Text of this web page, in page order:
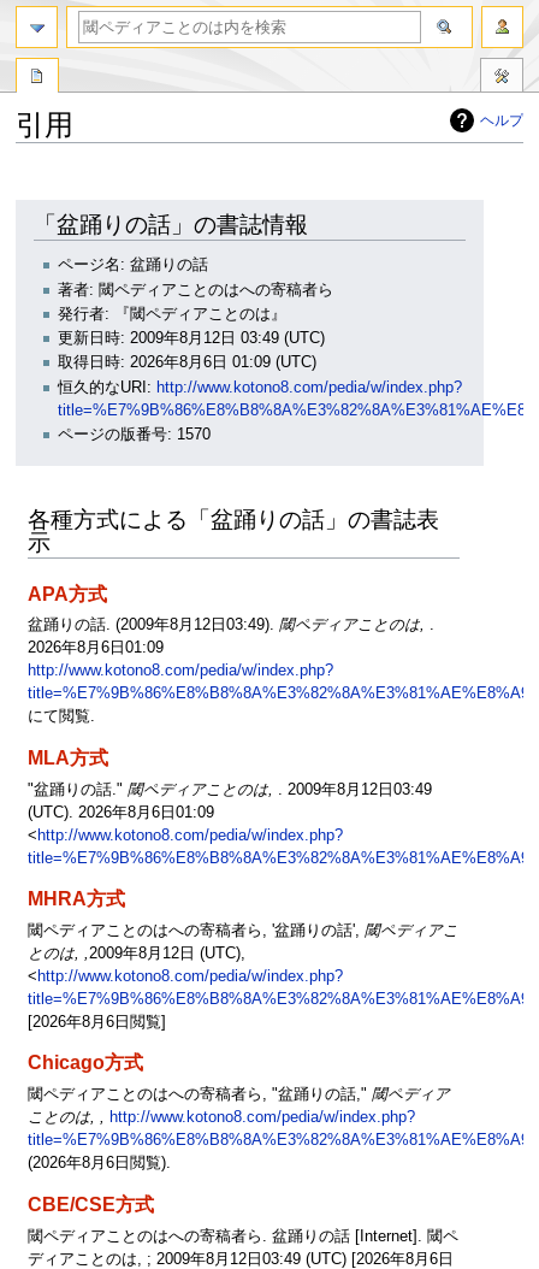
ヘルプ
引用
「盆踊りの話」の書誌情報
ページ名: 盆踊りの話
著者: 閾ペディアことのはへの寄稿者ら
発行者: 『閾ペディアことのは』
更新日時: 2009年8月12日 03:49 (UTC)
取得日時: 2026年8月6日 01:09 (UTC)
恒久的なURI: http://www.kotono8.com/pedia/w/index.php?
ページの版番号: 1570
各種方式による「盆踊りの話」の書誌表
示
APA方式
盆踊りの話. (2009年8月12日03:49). 閾ペディアことのは, .
2026年8月6日01:09
http://www.kotono8.com/pedia/w/index.php?
にて閲覧.
MLA方式
"盆踊りの話." 閾ペディアことのは,
. 2009年8月12日03:49
(UTC). 2026年8月6日01:09
< http://www.kotono8.com/pedia/w/index.php?
MHRA方式
閾ペディアことのはへの寄稿者ら, '盆踊りの話', 閾ペディアこ
とのは, ,2009年8月12日 (UTC),
< http://www.kotono8.com/pedia/w/index.php?
[2026年8月6日閲覧]
Chicago方式
閾ペディアことのはへの寄稿者ら, "盆踊りの話," 閾ペディア
ことのは, , http://www.kotono8.com/pedia/w/index.php?
(2026年8月6日閲覧).
CBE/CSE方式
閾ペディアことのはへの寄稿者ら. 盆踊りの話 [Internet]. 閾ペ
ディアことのは, ; 2009年8月12日03:49 (UTC) [2026年8月6日